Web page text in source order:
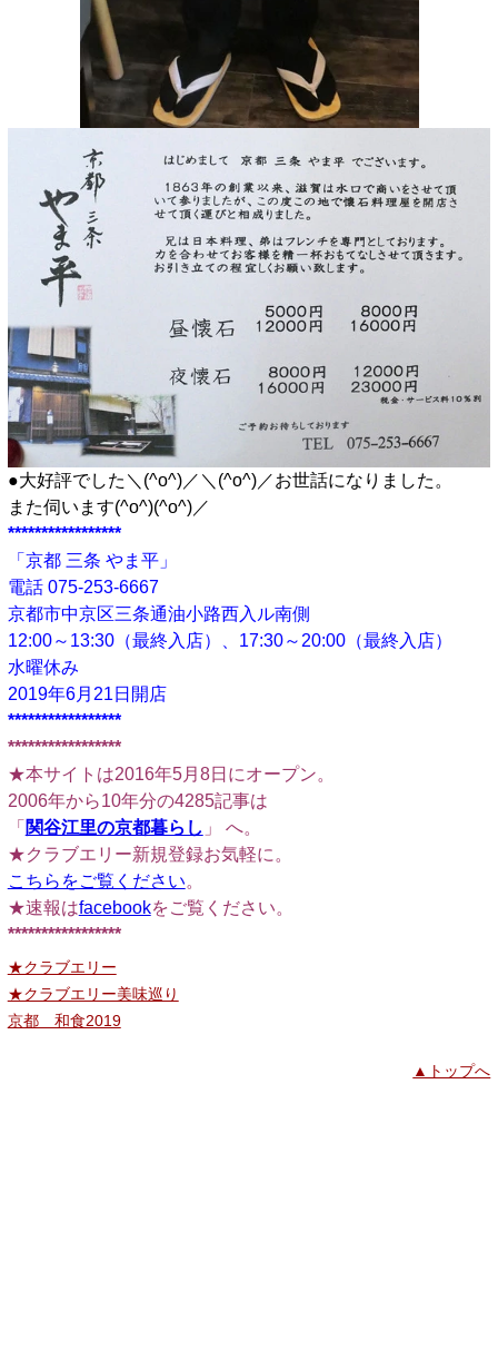
●大好評でした＼(^o^)／＼(^o^)／お世話になりました。
また伺います(^o^)(^o^)／
*****************
「京都 三条 やま平」
電話 075-253-6667
京都市中京区三条通油小路西入ル南側
12:00～13:30（最終入店）、17:30～20:00（最終入店）
水曜休み
2019年6月21日開店
*****************
*****************
★本サイトは2016年5月8日にオープン。
2006年から10年分の4285記事は
「 関谷江里の京都暮らし 」 へ。
★クラブエリー新規登録お気軽に。
こちらをご覧ください。
★速報はfacebookをご覧ください。
*****************
★クラブエリー
★クラブエリー美味巡り
京都 和食2019
▲トップへ